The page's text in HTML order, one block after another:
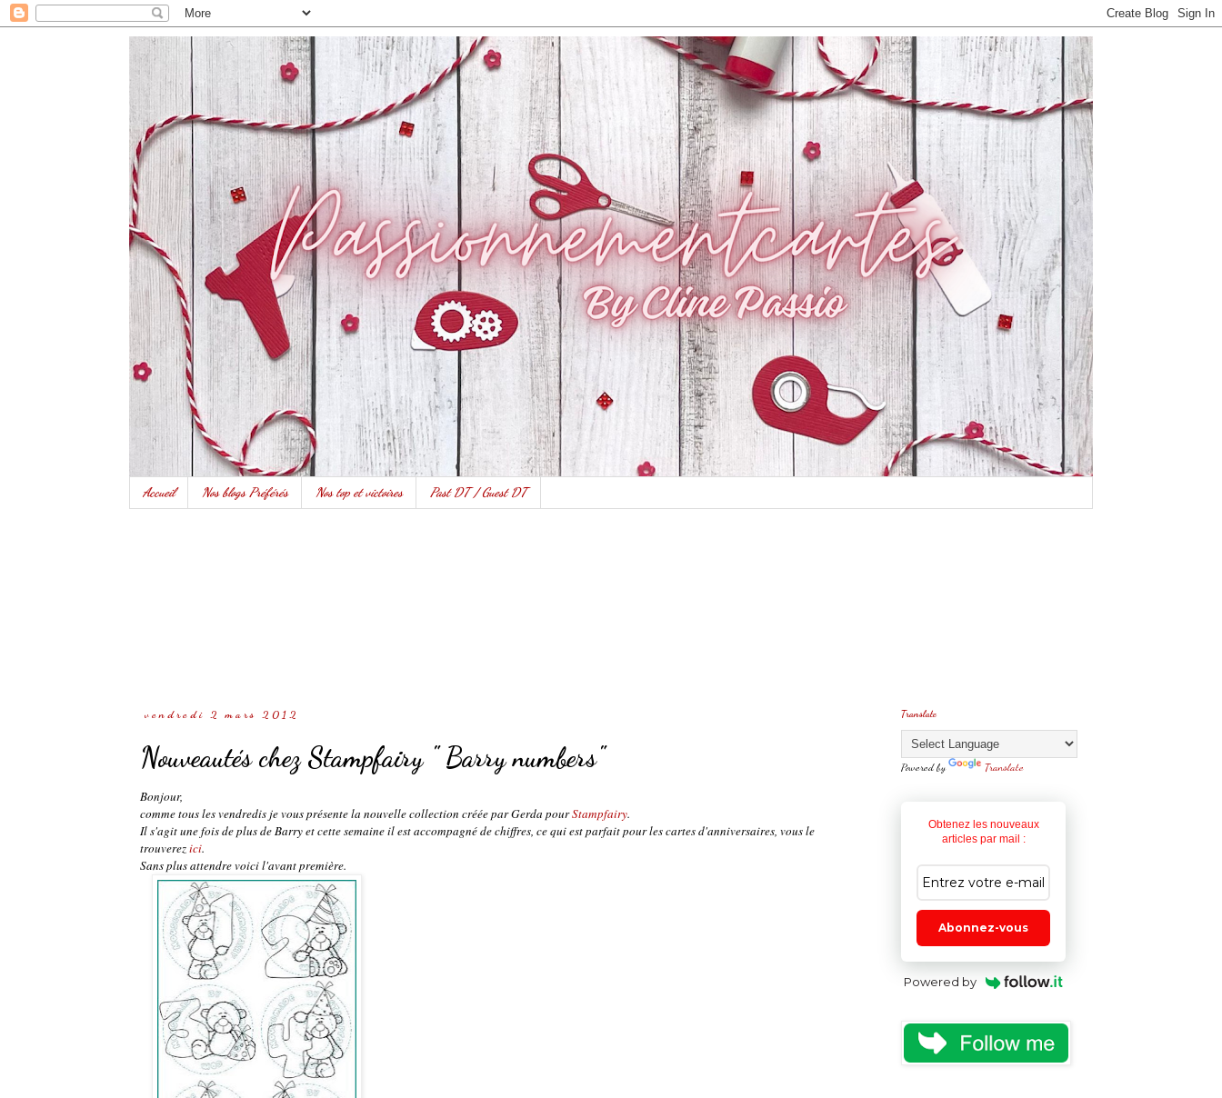
Accueil Nos blogs Préférés Nos top et victoires Past DT / Guest DT
vendredi 2 mars 2012
Nouveautés chez Stampfairy " Barry numbers"
Bonjour,
comme tous les vendredis je vous présente la nouvelle collection créée par Gerda pourStampfairy.
Il s'agit une fois de plus de Barry et cette semaine il est accompagné de chiffres, ce qui est parfait pour les cartes d'anniversaires, vous le
trouverezici.
Sans plus attendre voici l'avant première.
Translate
Powered by Translate
Obtenez les nouveaux
articles par mail :
Abonnez-vous
Powered by